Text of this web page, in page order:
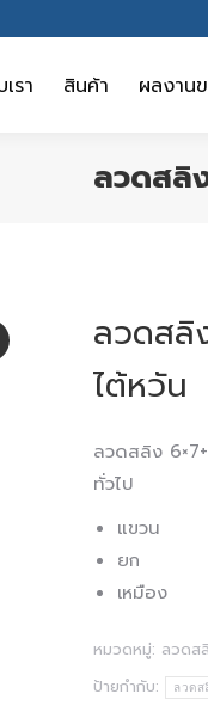
รา สินค้า ผลงาน
ลวดสลิ
ลวดสลิ
ไต้หวัน
ลวดสลิง
ทั่วไป
แขวน
ยก
เหมือง
หมวดหมู่: ลวดส
ป้ายกำกับ:
ลวดส